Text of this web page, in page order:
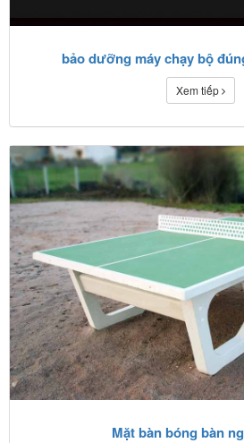
bảo dưỡng máy chạy bộ
Xem tiếp
Mặt bàn bóng bàn